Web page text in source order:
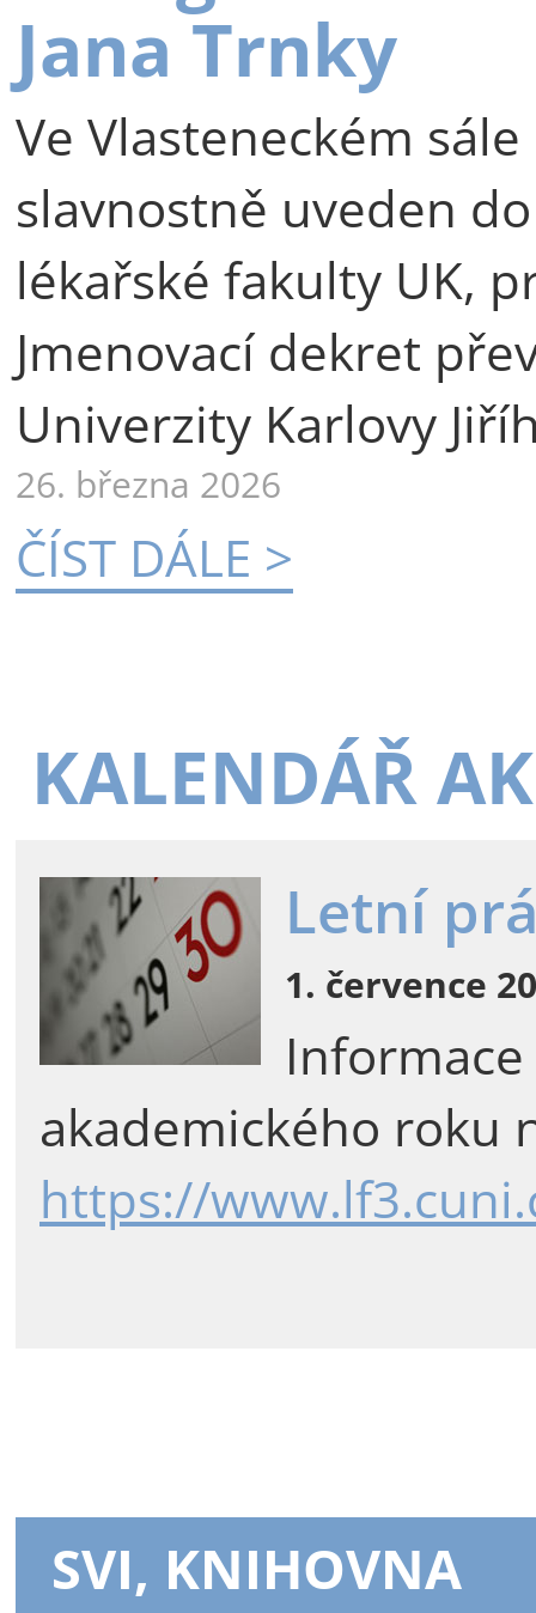
Jana Trnky
Ve Vlasteneckém
slavnostně uveden
lékařské fakulty UK,
Jmenovací dekret
Univerzity Karlovy
26. března 2026
ČÍST DÁLE >
KALENDÁŘ
Letní
1. července
akademického roku
https://
SVI, KNIHOVNA